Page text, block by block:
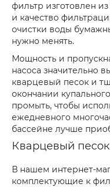
фильтр изготовлен
и качество
очистки воды
нужно менять.
Мощность и
насоса значительно
кварцевый песок и
окончании
промыть, чтобы
ежедневного
бассейне лучше
Кварцевый песок
В нашем интернет-
комплектующие к